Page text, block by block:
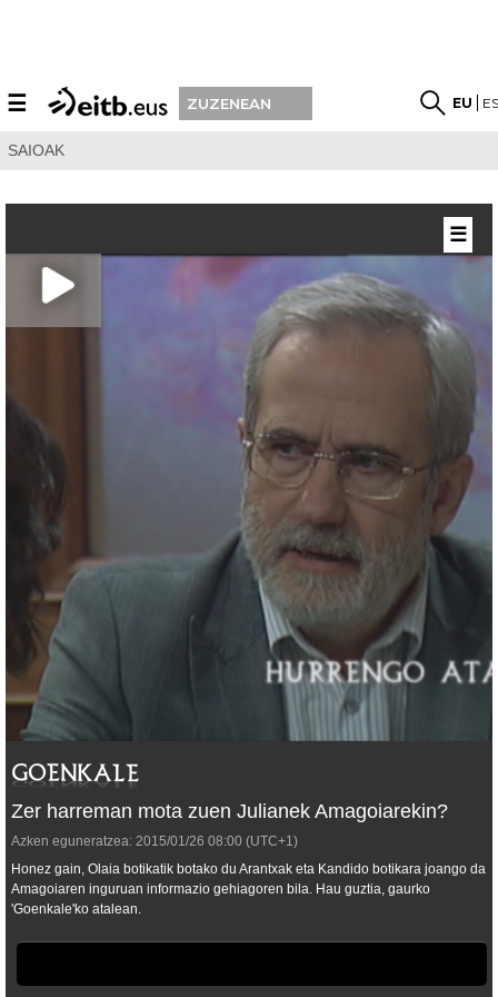
☰ ZUZENEAN EU
SAIOAK
Zer harreman mota zuen Julianek Amagoiarekin?
Azken eguneratzea: 2015/01/26 08:00 (UTC+1)
Honez gain, Olaia botikatik botako du Arantxak eta Kandido botikara joango da
Amagoiaren inguruan informazio gehiagoren bila. Hau guztia, gaurko
'Goenkale'ko atalean.
☰